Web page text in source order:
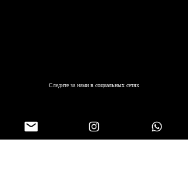
Следите за нами в социальных сетях